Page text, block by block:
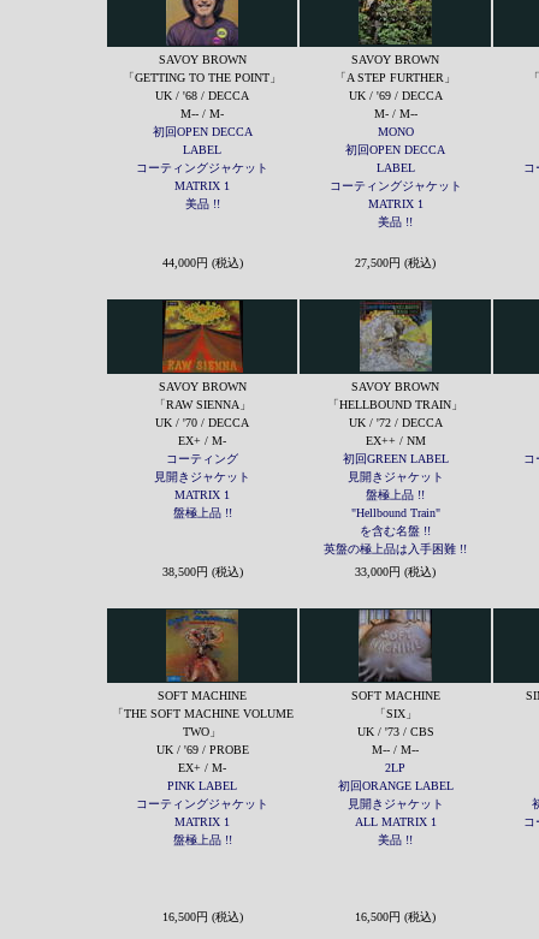
SAVOY BROWN
「GETTING TO THE POINT」
UK / '68 / DECCA
M-- / M-
初回OPEN DECCA
LABEL
コーティングジャケット
MATRIX 1
美品 !!
SAVOY BROWN
「A STEP FURTHER」
UK / '69 / DECCA
M- / M--
MONO
初回OPEN DECCA
LABEL
コーティングジャケット
MATRIX 1
美品 !!
コ
44,000円 (税込) 27,500円 (税込)
SAVOY BROWN
「RAW SIENNA」
UK / '70 / DECCA
EX+ / M-
コーティング
見開きジャケット
MATRIX 1
盤極上品 !!
SAVOY BROWN
「HELLBOUND TRAIN」
UK / '72 / DECCA
EX++ / NM
初回GREEN LABEL
見開きジャケット
盤極上品 !!
"Hellbound Train"
を含む名盤 !!
英盤の極上品は入手困難 !!
コ
38,500円 (税込) 33,000円 (税込)
SOFT MACHINE
「THE SOFT MACHINE VOLUME
TWO」
UK / '69 / PROBE
EX+ / M-
PINK LABEL
コーティングジャケット
MATRIX 1
盤極上品 !!
SOFT MACHINE
「SIX」
UK / '73 / CBS
M-- / M--
2LP
初回ORANGE LABEL
見開きジャケット
ALL MATRIX 1
美品 !!
コ
16,500円 (税込) 16,500円 (税込)